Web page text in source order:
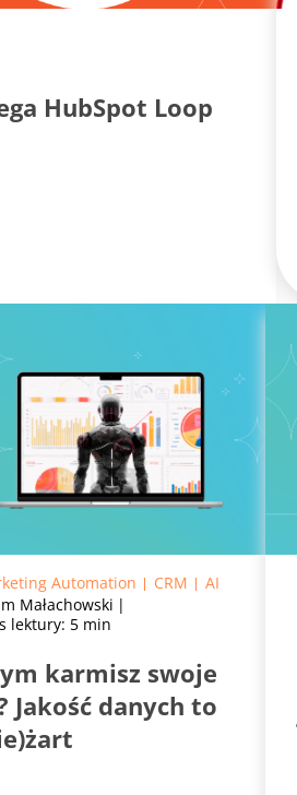
HubSpot Loop
Automation CRM
AI
Małachowski
lektury: 5 min
karmisz swoje
Jakość danych to